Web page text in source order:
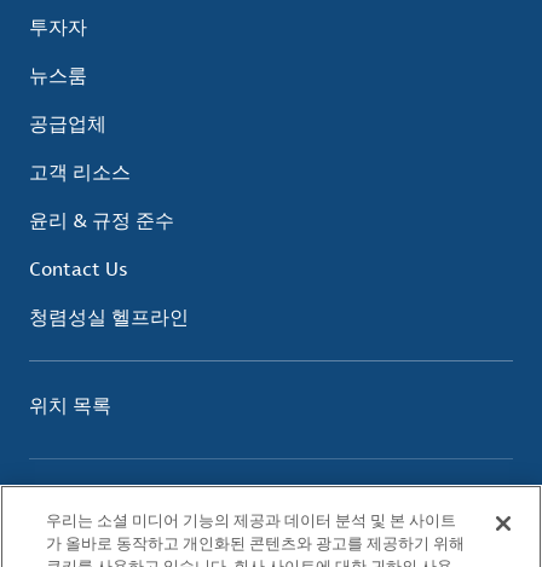
투자자
뉴스룸
공급업체
고객 리소스
윤리 & 규정 준수
Contact Us
청렴성실 헬프라인
위치 목록
개인정보 보호 정책
쿠키 정책
우리는 소셜 미디어 기능의 제공과 데이터 분석 및 본 사이트
가 올바로 동작하고 개인화된 콘텐츠와 광고를 제공하기 위해